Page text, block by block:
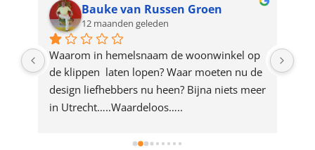
product
Bauke van Russen Groen
12 maanden geleden
Waarom in hemelsnaam de woonwinkel op
de klippen  laten lopen? Waar moeten nu de
design liefhebbers nu heen? Bijna niets meer
in Utrecht…..Waardeloos…..